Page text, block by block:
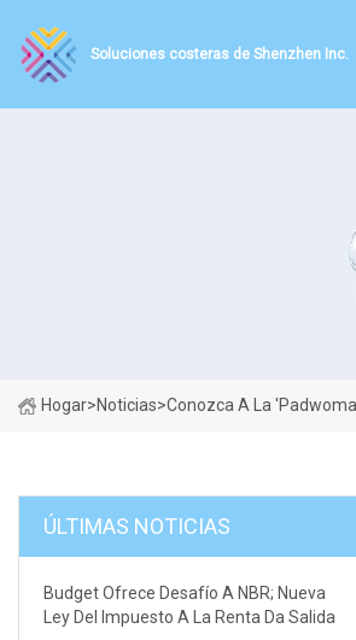
Soluciones costeras de Shenzhen Inc.
Hogar>Noticias>Conozca A La
ÚLTIMAS NOTICIAS
Budget Ofrece Desafío A NBR; Nueva
Ley Del Impuesto A La Renta Da Salida